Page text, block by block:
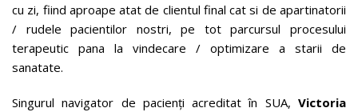
cu zi, fiind aproape atat de clientul final cat si de apartinatorii
/ rudele pacientilor nostri, pe tot parcursul procesului
terapeutic pana la vindecare / optimizare a starii de
sanatate.
Singurul navigator de pacienți acreditat în SUA, Victoria